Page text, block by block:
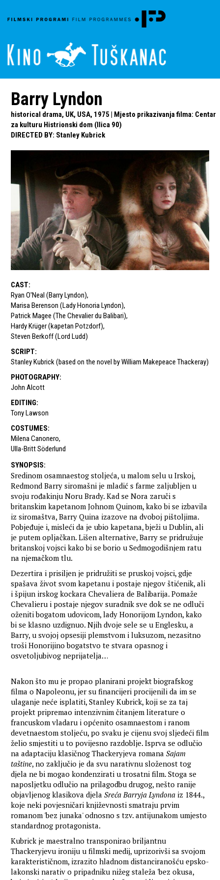
Barry Lyndon
historical drama, UK, USA, 1975 | Mjesto prikazivanja filma: Centar
za kulturu Histrionski dom (Ilica 90)
DIRECTED BY: Stanley Kubrick
CAST:
Ryan O'Neal (Barry Lyndon),
Marisa Berenson (Lady Honoria Lyndon),
Patrick Magee (The Chevalier du Balibari),
Hardy Krüger (kapetan Potzdorf),
Steven Berkoff (Lord Ludd)
SCRIPT:
Stanley Kubrick (based on the novel by William Makepeace Thackeray)
PHOTOGRAPHY:
John Alcott
EDITING:
Tony Lawson
COSTUMES:
Milena Canonero,
Ulla-Britt Söderlund
SYNOPSIS:
Sredinom osamnaestog stoljeća, u malom selu u Irskoj,
Redmond Barry siromašni je mladić s farme zaljubljen u
svoju rođakinju Noru Brady. Kad se Nora zaruči s
britanskim kapetanom Johnom Quinom, kako bi se izbavila
iz siromaštva, Barry Quina izazove na dvoboj pištoljima.
Pobjeđuje i, misleći da je ubio kapetana, bježi u Dublin, ali
je putem opljačkan. Lišen alternative, Barry se pridružuje
britanskoj vojsci kako bi se borio u Sedmogodišnjem ratu
na njemačkom tlu.
Dezertira i prisiljen je pridružiti se pruskoj vojsci, gdje
spašava život svom kapetanu i postaje njegov štićenik, ali
i špijun irskog kockara Chevaliera de Balibarija. Pomaže
Chevalieru i postaje njegov suradnik sve dok se ne odluči
oženiti bogatom udovicom, lady Honorijom Lyndon, kako
bi se klasno uzdignuo. Njih dvoje sele se u Englesku, a
Barry, u svojoj opsesiji plemstvom i luksuzom, nezasitno
troši Honorijino bogatstvo te stvara opasnog i
osvetoljubivog neprijatelja…
Nakon što mu je propao planirani projekt biografskog
filma o Napoleonu, jer su financijeri procijenili da im se
ulaganje neće isplatiti, Stanley Kubrick, koji se za taj
projekt pripremao intenzivnim čitanjem literature o
francuskom vladaru i općenito osamnaestom i ranom
devetnaestom stoljeću, po svaku je cijenu svoj sljedeći film
želio smjestiti u to povijesno razdoblje. Isprva se odlučio
na adaptaciju klasičnog Thackeryjeva romanaSajam
taštine, no zaključio je da svu narativnu složenost tog
djela ne bi mogao kondenzirati u trosatni film. Stoga se
naposljetku odlučio na prilagodbu drugog, nešto ranije
objavljenog klasikova djelaSreća Barryja Lyndona iz 1844.,
koje neki povjesničari književnosti smatraju prvim
romanom 'bez junaka' odnosno s tzv. antijunakom umjesto
standardnog protagonista.
Kubrick je maestralno transponirao briljantnu
Thackeryjevu ironiju u filmski medij, uprizorivši sa svojom
karakterističnom, izrazito hladnom distanciranošću epsko-
lakonski narativ o pripadniku nižeg staleža 'bez okusa,